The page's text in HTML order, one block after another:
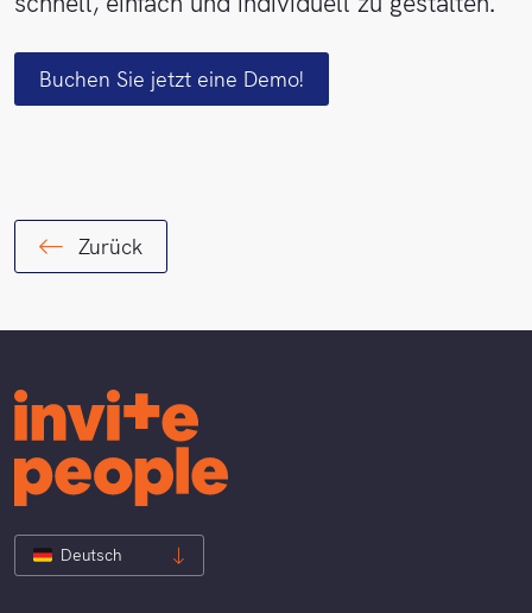
Buchen Sie jetzt eine Demo!
Zurück
Deutsch